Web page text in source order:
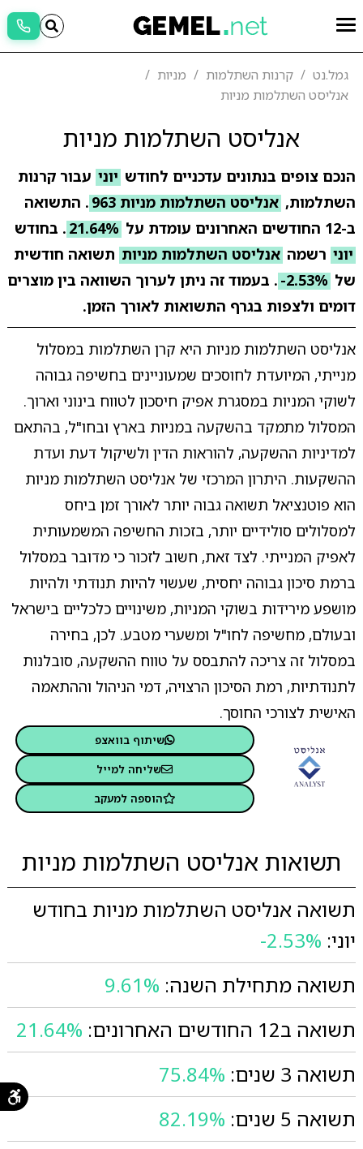
גמל.נט קרנות השתלמות
מניות
אנליסט השתלמות מניות
אנליסט השתלמות מניות
הנכם צופים בנתונים עדכניים לחודש יוני עבור קרנות
השתלמות, אנליסט השתלמות מניות 963
. התשואה
ב-12 החודשים האחרונים עומדת על
21.64% . בחודש
יוני רשמה אנליסט השתלמות מניות תשואה חודשית
של -2.53% . בעמוד זה ניתן לערוך השוואה בין מוצרים
דומים ולצפות בגרף התשואות לאורך הזמן.
אנליסט השתלמות מניות היא קרן השתלמות במסלול
מנייתי, המיועדת לחוסכים שמעוניינים בחשיפה גבוהה
לשוקי המניות במסגרת אפיק חיסכון לטווח בינוני וארוך.
המסלול מתמקד בהשקעה במניות בארץ ובחו"ל, בהתאם
למדיניות ההשקעה, להוראות הדין ולשיקול דעת ועדת
ההשקעות. היתרון המרכזי של אנליסט השתלמות מניות
הוא פוטנציאל תשואה גבוה יותר לאורך זמן ביחס
למסלולים סולידיים יותר, בזכות החשיפה המשמעותית
לאפיק המנייתי. לצד זאת, חשוב לזכור כי מדובר במסלול
ברמת סיכון גבוהה יחסית, שעשוי להיות תנודתי ולהיות
מושפע מירידות בשוקי המניות, משינויים כלכליים בישראל
ובעולם, מחשיפה לחו"ל ומשערי מטבע. לכן, בחירה
במסלול זה צריכה להתבסס על טווח ההשקעה, סובלנות
לתנודתיות, רמת הסיכון הרצויה, דמי הניהול וההתאמה
האישית לצורכי החוסך.
שיתוף בוואצפ
שליחה למייל
הוספה למעקב
תשואות אנליסט השתלמות מניות
תשואה אנליסט השתלמות מניות בחודש
יוני: -2.53%
תשואה מתחילת השנה: 9.61%
תשואה ב12 החודשים האחרונים:
21.64%
תשואה 3 שנים:
75.84%
תשואה 5 שנים:
82.19%